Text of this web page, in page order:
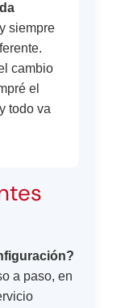
siempre
cambio
el
todo va
a paso, en